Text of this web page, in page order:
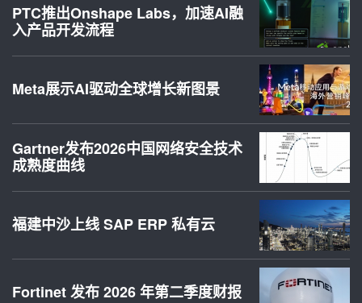
PTC推出Onshape Labs，加速AI融
入产品开发流程
Meta展示AI驱动全球增长新图景
Gartner发布2026中国网络安全技术
成熟度曲线
福建中沙上线 SAP ERP 私有云
Fortinet 发布 2026 年第二季度财报